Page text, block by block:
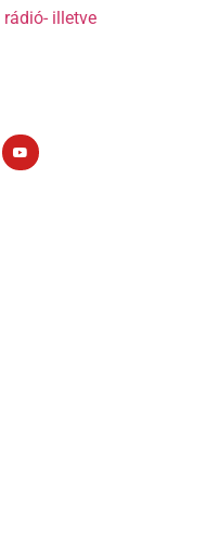
rádió- illetve